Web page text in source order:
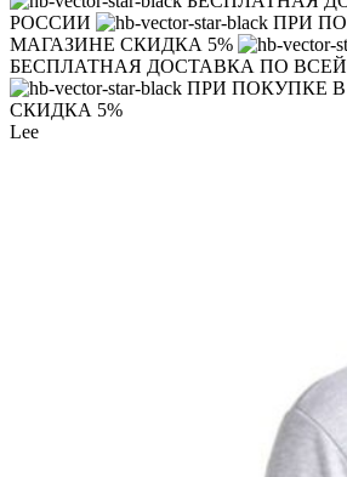
РОССИИ
ПРИ
МАГАЗИНЕ СКИДКА 5%
БЕСПЛАТНАЯ ДОСТАВКА ПО
ПРИ ПОКУПКЕ
СКИДКА 5%
Lee